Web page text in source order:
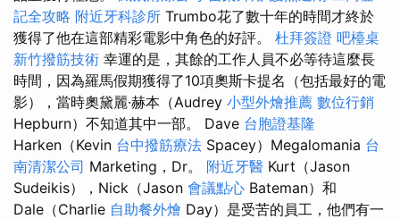
記全攻略 附近牙科診所 Trumbo花了數十年的時間才終於
獲得了他在這部精彩電影中角色的好評。 杜拜簽證 吧檯桌
新竹撥筋技術 幸運的是，其餘的工作人員不必等待這麼長
時間，因為羅馬假期獲得了10項奧斯卡提名（包括最好的電
影），當時奧黛麗·赫本（Audrey 小型外燴推薦 數位行銷
Hepburn）不知道其中一部。 Dave 台胞證基隆
Harken（Kevin 台中撥筋療法 Spacey）Megalomania 台
南清潔公司 Marketing，Dr。 附近牙醫 Kurt（Jason
Sudeikis），Nick（Jason 會議點心 Bateman）和
Dale（Charlie 自助餐外燴 Day）是受苦的員工，他們有一